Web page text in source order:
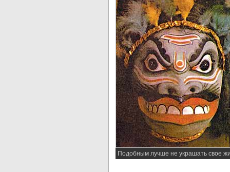
Подобным лучше не украшать свое